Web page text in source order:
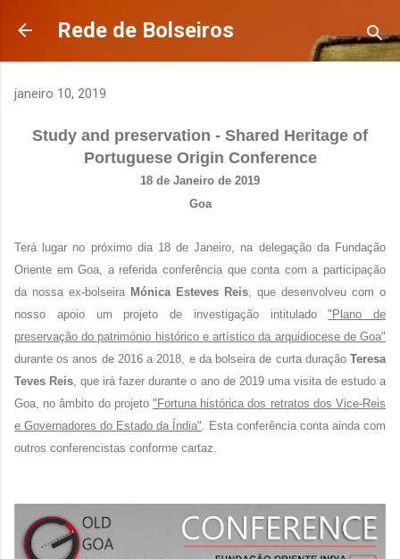
Avançar para o conteúdo principal
Rede de Bolseiros
janeiro 10, 2019
Study and preservation - Shared Heritage of
Portuguese Origin Conference
18 de Janeiro de 2019
Goa
Terá lugar no próximo dia 18 de Janeiro, na delegação da Fundação
Oriente em Goa, a referida conferência que conta com a participação
da nossa ex-bolseira Mónica Esteves Reis , que desenvolveu com o
nosso apoio um projeto de investigação intitulado"Plano de
preservação do património histórico e artístico da arquidiocese de Goa"
durante os anos de 2016 a 2018, e da bolseira de curta duraçãoTeresa
Teves Reis , que irá fazer durante o ano de 2019 uma visita de estudo a
Goa, no âmbito do projeto "Fortuna histórica dos retratos dos Vice-Reis
e Governadores do Estado da Índia" . Esta conferência conta ainda com
outros conferencistas conforme cartaz.